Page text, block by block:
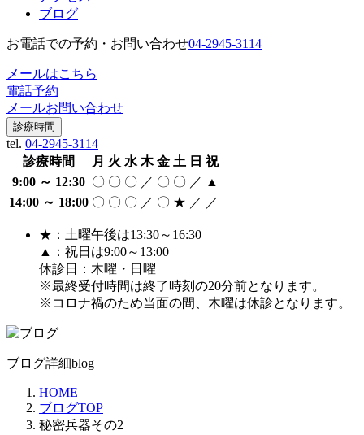
ブログ
お電話での予約・お問い合わせ04-2945-3114
メールはこちら
電話予約
メールお問い合わせ
診療時間
tel. 04-2945-3114
診療時間
月 火 水 木 金 土 日 祝
9:00 ～ 12:30 〇 〇 〇 ／ 〇 〇 ／ ▲
14:00 ～ 18:00 〇 〇 〇 ／ 〇 ★ ／ ／
★：土曜午後は13:30～16:30
▲：祝日は9:00～13:00
休診日：木曜・日曜
※最終受付時間は終了時刻の20分前となります。
※コロナ禍のため当面の間、木曜は休診となります。
ブログ詳細blog
HOME
ブログTOP
秘密兵器その2